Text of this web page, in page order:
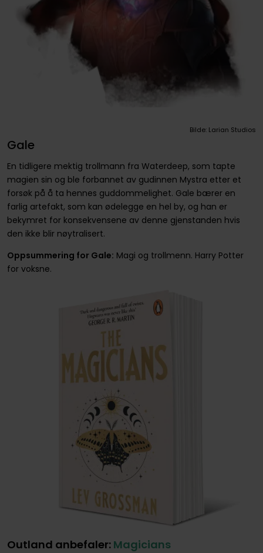
Bilde: Larian Studios
Gale
En tidligere mektig trollmann fra Waterdeep, som tapte
magien sin og ble forbannet av gudinnen Mystra etter et
forsøk på å ta hennes guddommelighet. Gale bærer en
farlig artefakt, som kan ødelegge en hel by, og han er
bekymret for konsekvensene av denne gjenstanden hvis
den ikke blir nøytralisert.
Oppsummering for Gale: Magi og trollmenn. Harry Potter
for voksne.
Outland anbefaler: Magicians